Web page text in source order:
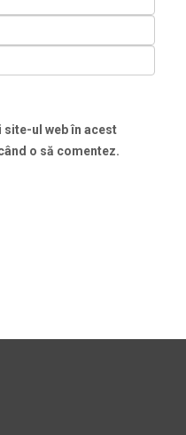
site-ul web în acest
o să comentez.